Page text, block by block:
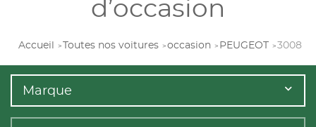
d’occasion
Accueil Toutes nos voitures occasion PEUGEOT 3008
Marque